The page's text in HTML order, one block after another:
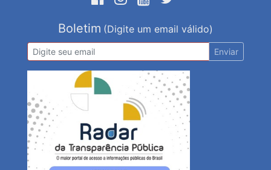
Boletim (Digite um email válido)
Enviar